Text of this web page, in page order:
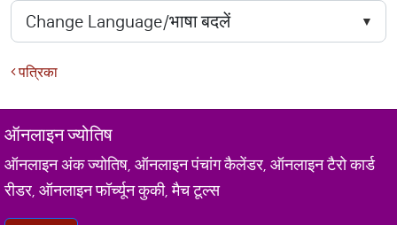
पत्रिका
ऑनलाइन ज्योतिष
ऑनलाइन अंक ज्योतिष, ऑनलाइन पंचांग कैलेंडर, ऑनलाइन टैरो कार्ड
रीडर, ऑनलाइन फॉर्च्यून कुकी, मैच टूल्स